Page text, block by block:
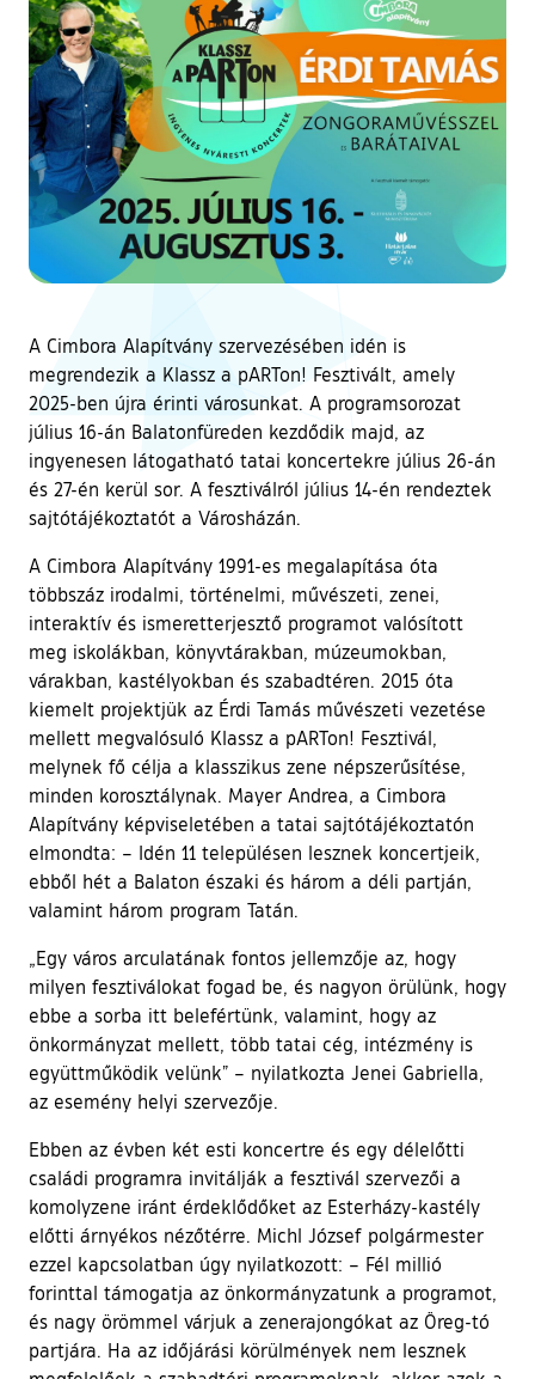
A Cimbora Alapítvány szervezésében idén is
megrendezik a Klassz a pARTon! Fesztivált, amely
2025-ben újra érinti városunkat. A programsorozat
július 16-án Balatonfüreden kezdődik majd, az
ingyenesen látogatható tatai koncertekre július 26-án
és 27-én kerül sor. A fesztiválról július 14-én rendeztek
sajtótájékoztatót a Városházán.
A Cimbora Alapítvány 1991-es megalapítása óta
többszáz irodalmi, történelmi, művészeti, zenei,
interaktív és ismeretterjesztő programot valósított
meg iskolákban, könyvtárakban, múzeumokban,
várakban, kastélyokban és szabadtéren. 2015 óta
kiemelt projektjük az Érdi Tamás művészeti vezetése
mellett megvalósuló Klassz a pARTon! Fesztivál,
melynek fő célja a klasszikus zene népszerűsítése,
minden korosztálynak. Mayer Andrea, a Cimbora
Alapítvány képviseletében a tatai sajtótájékoztatón
elmondta: – Idén 11 településen lesznek koncertjeik,
ebből hét a Balaton északi és három a déli partján,
valamint három program Tatán.
„Egy város arculatának fontos jellemzője az, hogy
milyen fesztiválokat fogad be, és nagyon örülünk, hogy
ebbe a sorba itt belefértünk, valamint, hogy az
önkormányzat mellett, több tatai cég, intézmény is
együttműködik velünk” – nyilatkozta Jenei Gabriella,
az esemény helyi szervezője.
Ebben az évben két esti koncertre és egy délelőtti
családi programra invitálják a fesztivál szervezői a
komolyzene iránt érdeklődőket az Esterházy-kastély
előtti árnyékos nézőtérre. Michl József polgármester
ezzel kapcsolatban úgy nyilatkozott: – Fél millió
forinttal támogatja az önkormányzatunk a programot,
és nagy örömmel várjuk a zenerajongókat az Öreg-tó
partjára. Ha az időjárási körülmények nem lesznek